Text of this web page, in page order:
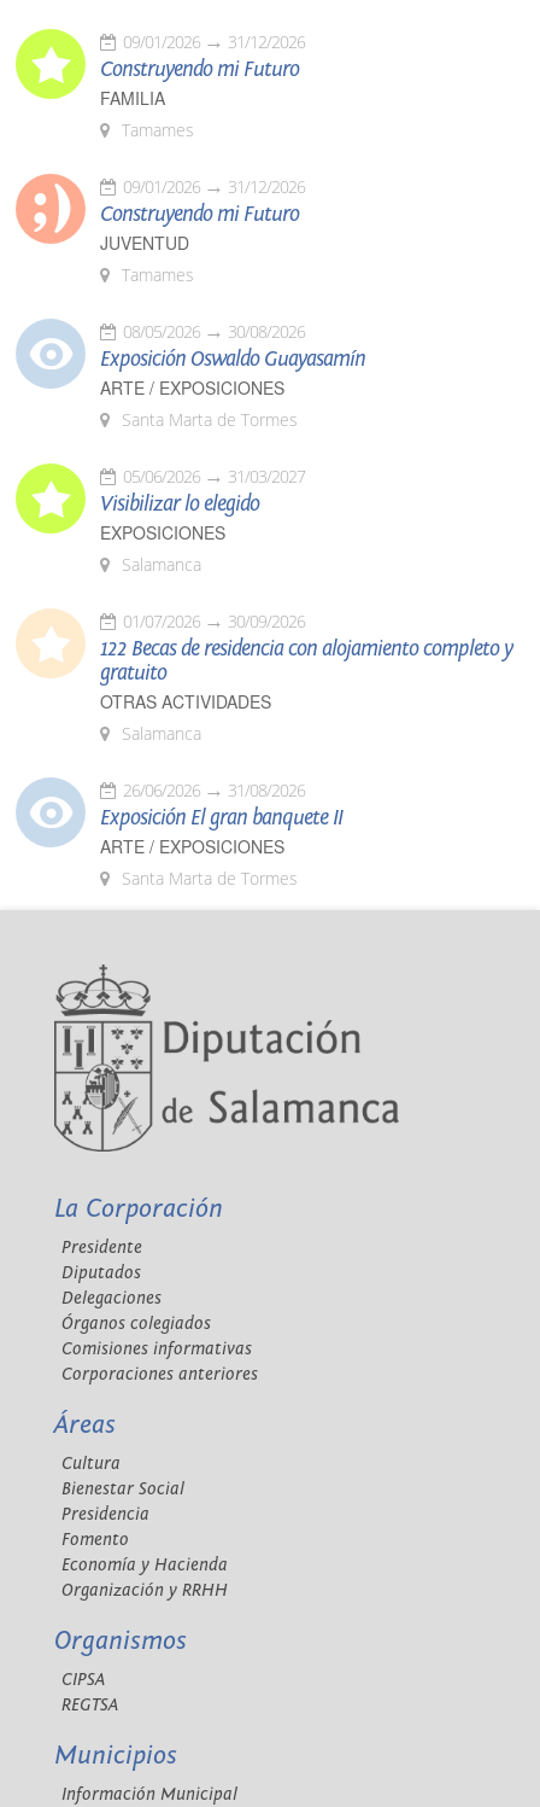
09/01/2026 31/12/2026
Construyendo mi Futuro
FAMILIA
Tamames
09/01/2026 31/12/2026
Construyendo mi Futuro
JUVENTUD
Tamames
08/05/2026 30/08/2026
Exposición Oswaldo Guayasamín
ARTE / EXPOSICIONES
Santa Marta de Tormes
05/06/2026 31/03/2027
Visibilizar lo elegido
EXPOSICIONES
Salamanca
01/07/2026 30/09/2026
122 Becas de residencia con alojamiento completo y
gratuito
OTRAS ACTIVIDADES
Salamanca
26/06/2026 31/08/2026
Exposición El gran banquete II
ARTE / EXPOSICIONES
Santa Marta de Tormes
La Corporación
Presidente
Diputados
Delegaciones
Órganos colegiados
Comisiones informativas
Corporaciones anteriores
Áreas
Cultura
Bienestar Social
Presidencia
Fomento
Economía y Hacienda
Organización y RRHH
Organismos
CIPSA
REGTSA
Municipios
Información Municipal